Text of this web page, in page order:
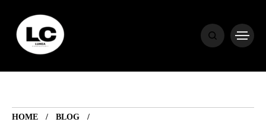
HOME
BLOG
HOME
BLOG